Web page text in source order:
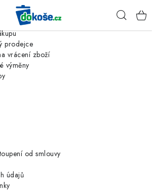
firma
prodejce
vrácení zboží
výměny
od smlouvy
údajů